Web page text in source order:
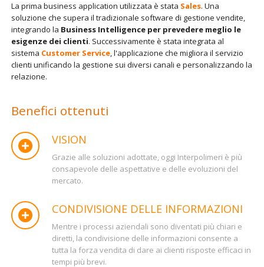
La prima business application utilizzata è stata Sales. Una
soluzione che supera il tradizionale software di gestione vendite,
integrando la Business Intelligence per prevedere meglio le
esigenze dei clienti. Successivamente è stata integrata al
sistema Customer Service, l'applicazione che migliora il servizio
clienti unificando la gestione sui diversi canali e personalizzando la
relazione.
Benefici ottenuti
VISION
Grazie alle soluzioni adottate, oggi Interpolimeri è più
consapevole delle aspettative e delle evoluzioni del
mercato.
CONDIVISIONE DELLE INFORMAZIONI
Mentre i processi aziendali sono diventati più chiari e
diretti, la condivisione delle informazioni consente a
tutta la forza vendita di dare ai clienti risposte efficaci in
tempi più brevi.